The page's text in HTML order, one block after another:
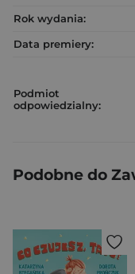
Rok wydania:
Data premiery:
Podmiot
odpowiedzialny:
Podobne do